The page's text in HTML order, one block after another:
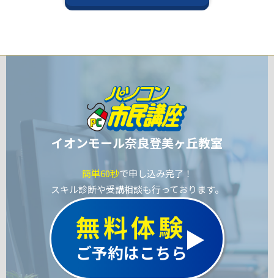
イオンモール奈良登美ヶ丘教室
簡単60秒で申し込み完了！
スキル診断や受講相談も行っております。
無料体験
ご予約はこちら